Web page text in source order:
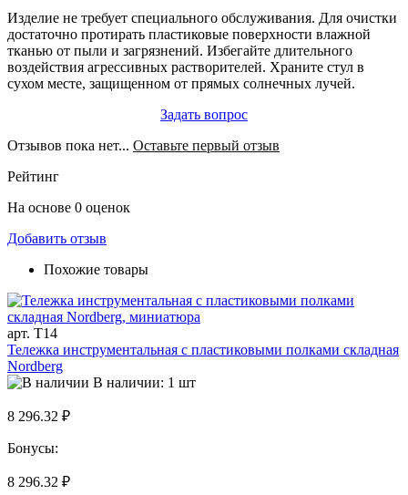
Изделие не требует специального обслуживания. Для очистки
достаточно протирать пластиковые поверхности влажной
тканью от пыли и загрязнений. Избегайте длительного
воздействия агрессивных растворителей. Храните стул в
сухом месте, защищенном от прямых солнечных лучей.
Задать вопрос
Отзывов пока нет... Оставьте первый отзыв
Рейтинг
На основе 0 оценок
Добавить отзыв
Похожие товары
арт. T14
Тележка инструментальная с пластиковыми полками складная
Nordberg
В наличии: 1 шт
8 296.32 ₽
Бонусы:
8 296.32 ₽